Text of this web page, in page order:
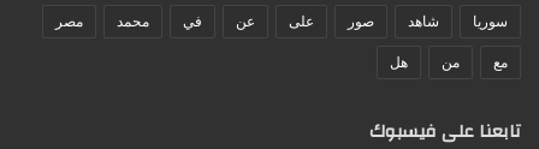
سوريا شاهد صور على عن في محمد مصر
مع من هل
تابعنا على فيسبوك